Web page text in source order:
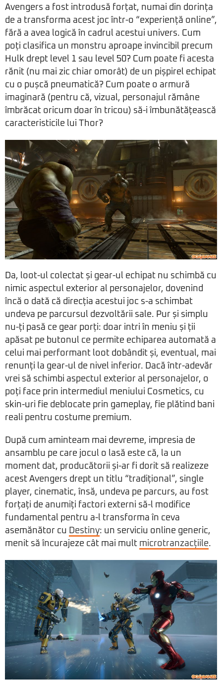
Avengers a fost introdusă forțat, numai din dorința
de a transforma acest joc într-o “experiență online”,
fără a avea logică în cadrul acestui univers. Cum
poți clasifica un monstru aproape invincibil precum
Hulk drept level 1 sau level 50? Cum poate fi acesta
rănit (nu mai zic chiar omorât) de un pișpirel echipat
cu o pușcă pneumatică? Cum poate o armură
imaginară (pentru că, vizual, personajul rămâne
îmbrăcat oricum doar în tricou) să-i îmbunătățească
caracteristicile lui Thor?
Da, loot-ul colectat și gear-ul echipat nu schimbă cu
nimic aspectul exterior al personajelor, dovenind
încă o dată că direcția acestui joc s-a schimbat
undeva pe parcursul dezvoltării sale. Pur și simplu
nu-ți pasă ce gear porți: doar intri în meniu și ții
apăsat pe butonul ce permite echiparea automată a
celui mai performant loot dobândit și, eventual, mai
renunți la gear-ul de nivel inferior. Dacă într-adevăr
vrei să schimbi aspectul exterior al personajelor, o
poți face prin intermediul meniului Cosmetics, cu
skin-uri fie deblocate prin gameplay, fie plătind bani
reali pentru costume premium.
După cum aminteam mai devreme, impresia de
ansamblu pe care jocul o lasă este că, la un
moment dat, producătorii și-ar fi dorit să realizeze
acest Avengers drept un titlu “tradițional”, single
player, cinematic, însă, undeva pe parcurs, au fost
forțați de anumiți factori externi să-l modifice
fundamental pentru a-l transforma în ceva
asemănător cu Destiny: un serviciu online generic,
menit să încurajeze cât mai mult microtranzacțiile.